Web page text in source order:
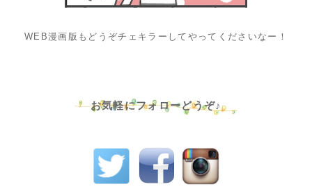
WEB漫画版もどうぞチェキラーしてやってくださいなー！
お気軽にフォローどうぞ♪